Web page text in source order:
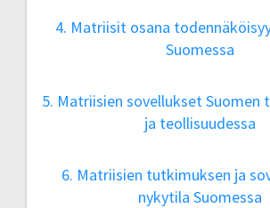
4. Matriisit osana
Suomessa
5. Matriisien sovellukset Suomen
ja teollisuudessa
6. Matriisien tutkimuksen ja
nykytila Suomessa